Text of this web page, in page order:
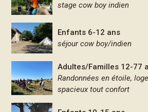
stage cow boy indien
Enfants 6-12 ans
séjour cow boy/indien
Adultes/Familles 12-77
Randonnées en étoile,
spacieux tout confort